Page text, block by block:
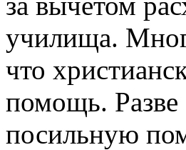
училища.
что
помощь. Разве
посильную